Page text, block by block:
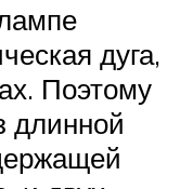
дуга,
Поэтому
длинной